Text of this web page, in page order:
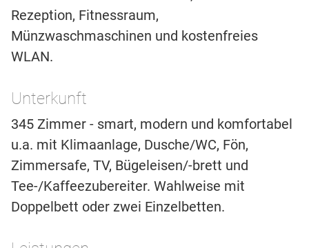
Rezeption, Fitnessraum,
Münzwaschmaschinen und kostenfreies
WLAN.
Unterkunft
345 Zimmer - smart, modern und komfortabel
u.a. mit Klimaanlage, Dusche/WC, Fön,
Zimmersafe, TV, Bügeleisen/-brett und
Tee-/Kaffeezubereiter. Wahlweise mit
Doppelbett oder zwei Einzelbetten.